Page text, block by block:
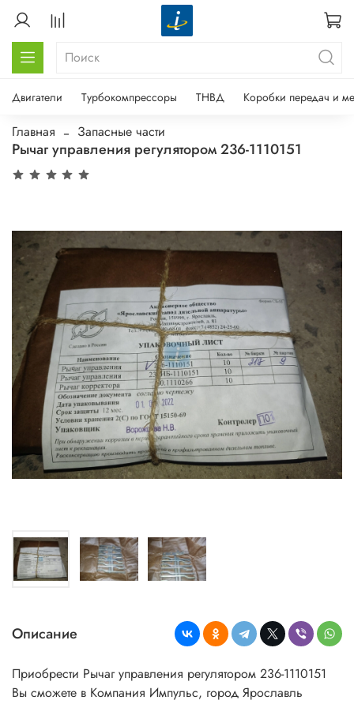
Двигатели Турбокомпрессоры ТНВД Коробки передач и
Главная Запасные части
Рычаг управления регулятором 236-1110151
Описание
Приобрести Рычаг управления регулятором 236-1110151
Вы сможете в Компания Импульс, город Ярославль